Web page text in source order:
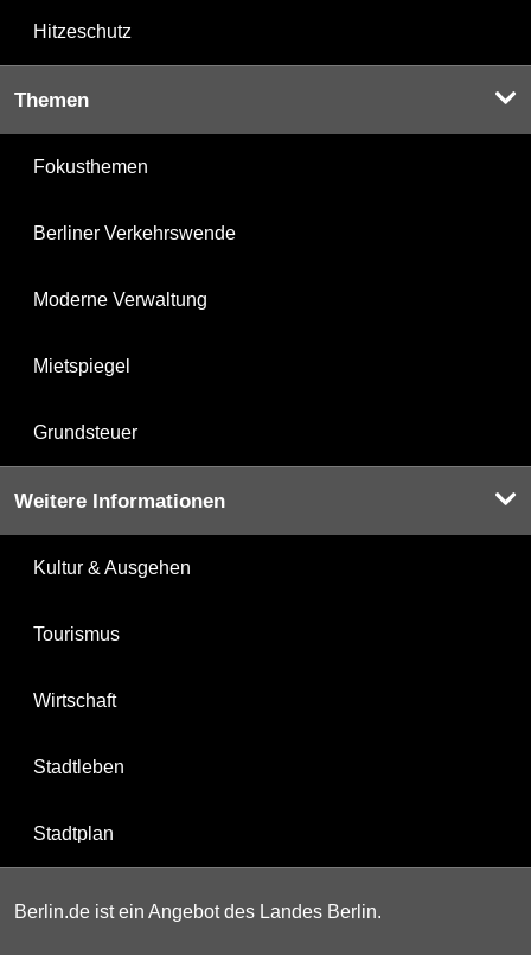
Hitzeschutz
Themen
Fokusthemen
Berliner Verkehrswende
Moderne Verwaltung
Mietspiegel
Grundsteuer
Weitere Informationen
Kultur & Ausgehen
Tourismus
Wirtschaft
Stadtleben
Stadtplan
Berlin.de ist ein Angebot des Landes Berlin.